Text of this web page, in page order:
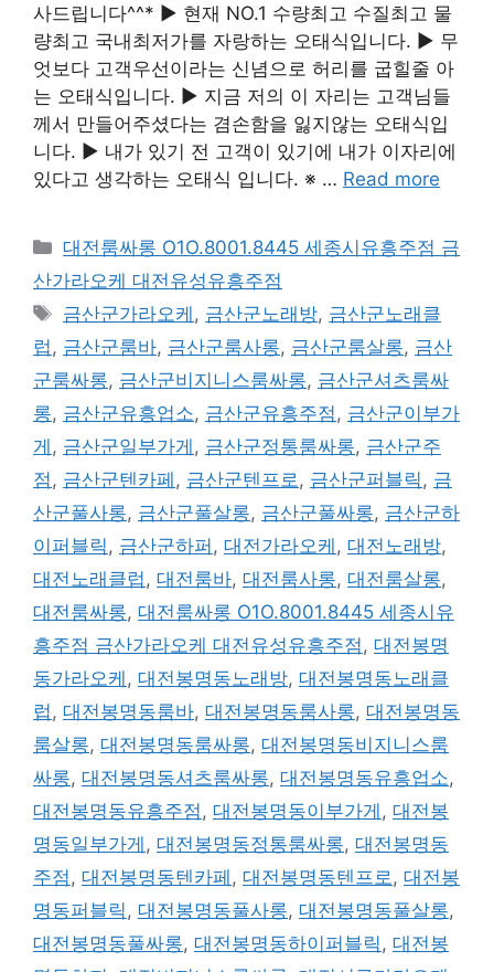
사드립니다^^* ▶ 현재 NO.1 수량최고 수질최고 물
량최고 국내최저가를 자랑하는 오태식입니다. ▶ 무
엇보다 고객우선이라는 신념으로 허리를 굽힐줄 아
는 오태식입니다. ▶ 지금 저의 이 자리는 고객님들
께서 만들어주셨다는 겸손함을 잃지않는 오태식입
니다. ▶ 내가 있기 전 고객이 있기에 내가 이자리에
있다고 생각하는 오태식 입니다. ※ … Read more
카
테
고
리
대전룸싸롱 O1O.8001.8445 세종시유흥주점 금
산가라오케 대전유성유흥주점
태
그
금산군가라오케 , 금산군노래방, 금산군노래클
럽 , 금산군룸바, 금산군룸사롱, 금산군룸살롱, 금산
군룸싸롱, 금산군비지니스룸싸롱, 금산군셔츠룸싸
롱, 금산군유흥업소, 금산군유흥주점 , 금산군이부가
게 , 금산군일부가게 , 금산군정통룸싸롱, 금산군주
점 , 금산군텐카페 , 금산군텐프로 , 금산군퍼블릭 , 금
산군풀사롱, 금산군풀살롱, 금산군풀싸롱, 금산군하
이퍼블릭 , 금산군하퍼 , 대전가라오케 , 대전노래방,
대전노래클럽 , 대전룸바, 대전룸사롱, 대전룸살롱,
대전룸싸롱, 대전룸싸롱 O1O.8001.8445 세종시유
흥주점 금산가라오케 대전유성유흥주점 , 대전봉명
동가라오케 , 대전봉명동노래방, 대전봉명동노래클
럽 , 대전봉명동룸바, 대전봉명동룸사롱, 대전봉명동
룸살롱, 대전봉명동룸싸롱, 대전봉명동비지니스룸
싸롱, 대전봉명동셔츠룸싸롱, 대전봉명동유흥업소,
대전봉명동유흥주점 , 대전봉명동이부가게 , 대전봉
명동일부가게 , 대전봉명동정통룸싸롱, 대전봉명동
주점 , 대전봉명동텐카페 , 대전봉명동텐프로 , 대전봉
명동퍼블릭 , 대전봉명동풀사롱, 대전봉명동풀살롱,
대전봉명동풀싸롱, 대전봉명동하이퍼블릭 , 대전봉